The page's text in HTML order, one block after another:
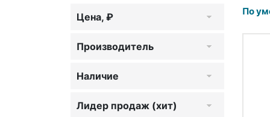
Цена, ₽
Производитель
Наличие
Лидер продаж (хит)
По